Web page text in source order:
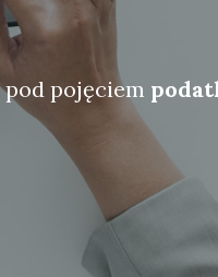
pojęciem